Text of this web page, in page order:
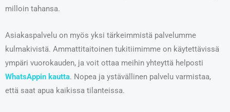
milloin tahansa.
Asiakaspalvelu on myös yksi tärkeimmistä palvelumme
kulmakivistä. Ammattitaitoinen tukitiimimme on käytettävissä
ympäri vuorokauden, ja voit ottaa meihin yhteyttä helposti
WhatsAppin kautta. Nopea ja ystävällinen palvelu varmistaa,
että saat apua kaikissa tilanteissa.